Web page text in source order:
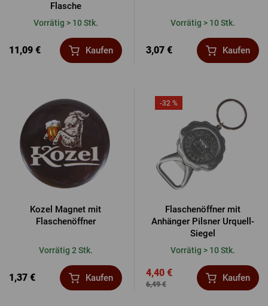
Flasche
Vorrätig > 10 Stk.
11,09 € Kaufen
Vorrätig > 10 Stk.
3,07 € Kaufen
Kozel Magnet mit
Flaschenöffner
Vorrätig 2 Stk.
1,37 € Kaufen
-32 %
Flaschenöffner mit
Anhänger Pilsner Urquell-
Siegel
Vorrätig > 10 Stk.
6,49 €
4,40 € Kaufen